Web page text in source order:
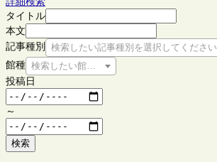
タイトル
本文
記事種別
検索したい記事種別を選択してください
館種 検索したい館種を選択してください
投稿日
～
検索